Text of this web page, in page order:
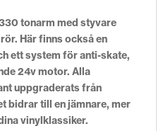
tonarm med styvare
Här finns också en
ett system för anti-skate,
24v motor. Alla
uppgraderats från
bidrar till en jämnare, mer
vinylklassiker.